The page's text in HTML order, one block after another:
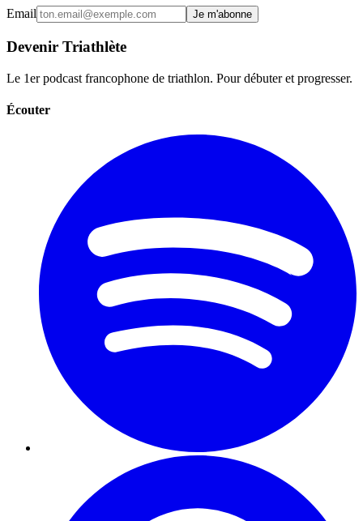
Email Je m'abonne
Devenir Triathlète
Le 1er podcast francophone de triathlon. Pour débuter et progresser.
Écouter